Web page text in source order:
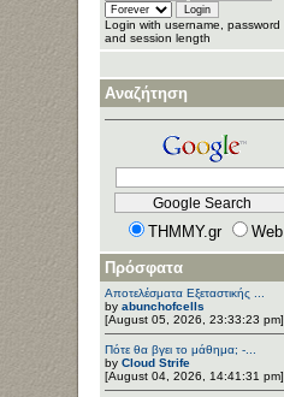
Login with username, password
and session length
Αναζήτηση
THMMY.gr
Web
Πρόσφατα
Αποτελέσματα Εξεταστικής ...
by abunchofcells
[August 05, 2026, 23:33:23 pm]
Πότε θα βγει το μάθημα; -...
by Cloud Strife
[August 04, 2026, 14:41:31 pm]